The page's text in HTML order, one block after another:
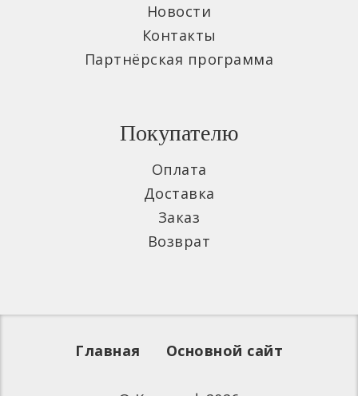
Новости
Контакты
Партнёрская программа
Покупателю
Оплата
Доставка
Заказ
Возврат
Главная Основной сайт